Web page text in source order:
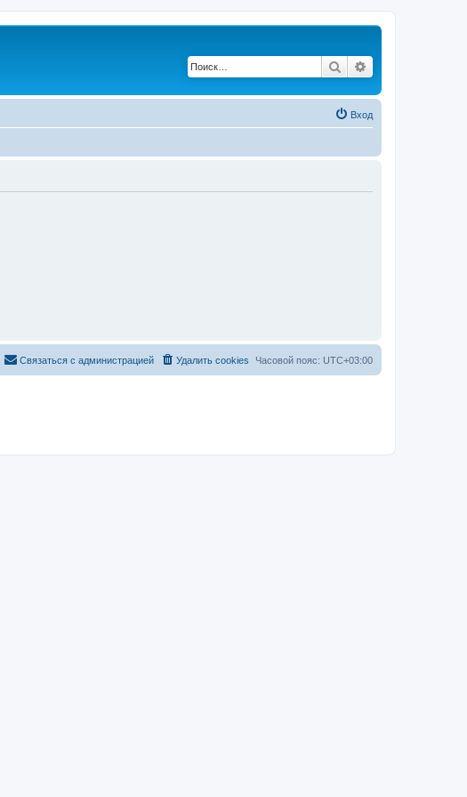
Поиск
Вход
Часовой пояс: UTC+03:00
Удалить cookies
Связаться с администрацией